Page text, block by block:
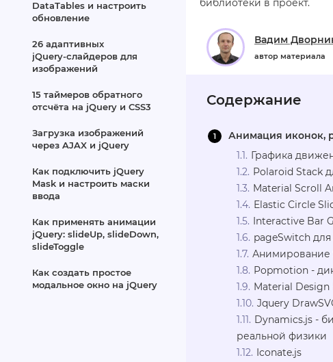
библиотеки в проект.
Вадим
автор материала
Содержание
Анимация иконок,
Графика
Polaroid Stack
Material Scroll
Elastic Circle
Interactive Bar
pageSwitch
Анимирование
Popmotion -
Material
Jquery
Dynamics.js -
реальной физики
Iconate.js
DataTables и настроить
обновление
26 адаптивных
jQuery‑слайдеров для
изображений
15 таймеров обратного
отсчёта на jQuery и CSS3
Загрузка изображений
через AJAX и jQuery
Как подключить jQuery
Mask и настроить маски
ввода
Как применять анимации
jQuery: slideUp, slideDown,
slideToggle
Как создать простое
модальное окно на jQuery